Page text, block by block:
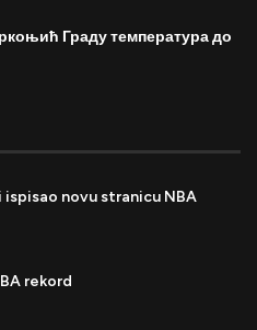
Граду температура до
novu stranicu NBA
rekord